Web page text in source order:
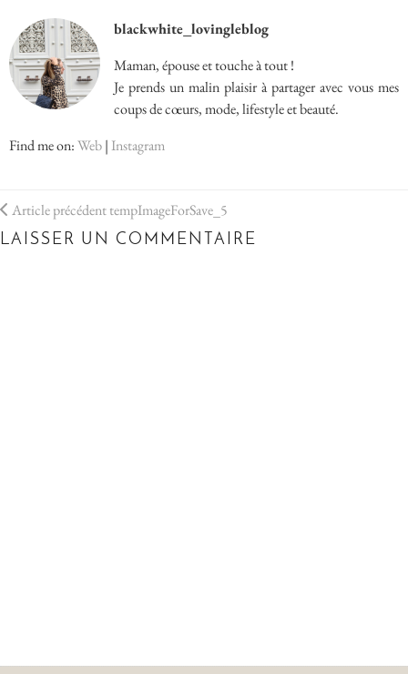
blackwhite_lovingleblog
Maman, épouse et touche à tout !
Je prends un malin plaisir à partager avec vous mes
coups de cœurs, mode, lifestyle et beauté.
Find me on:Web| Instagram
Article précédenttempImageForSave_5
LAISSER UN COMMENTAIRE